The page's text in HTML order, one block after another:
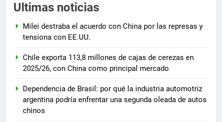
Ultimas noticias
Milei destraba el acuerdo con China por las represas y
tensiona con EE.UU.
Chile exporta 113,8 millones de cajas de cerezas en
2025/26, con China como principal mercado
Dependencia de Brasil: por qué la industria automotriz
argentina podría enfrentar una segunda oleada de autos
chinos